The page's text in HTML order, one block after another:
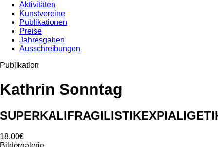
Aktivitäten
Kunstvereine
Publikationen
Preise
Jahresgaben
Ausschreibungen
Publikation
Kathrin Sonntag
18.00€